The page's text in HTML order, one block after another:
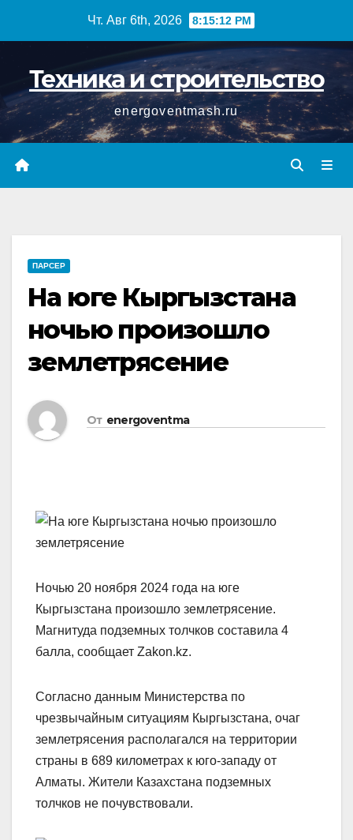
Чт. Авг 6th, 2026 8:15:12 PM
Техника и строительство
energoventmash.ru
ПАРСЕР
На юге Кыргызстана
ночью произошло
землетрясение
От energoventma
Ночью 20 ноября 2024 года на юге
Кыргызстана произошло землетрясение.
Магнитуда подземных толчков составила 4
балла, сообщает Zakon.kz.
Согласно данным Министерства по
чрезвычайным ситуациям Кыргызстана, очаг
землетрясения располагался на территории
страны в 689 километрах к юго-западу от
Алматы. Жители Казахстана подземных
толчков не почувствовали.